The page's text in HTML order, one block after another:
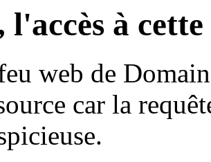
l'accès à
web de
car la